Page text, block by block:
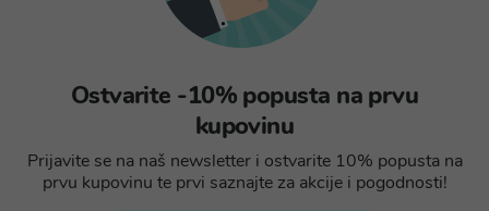
Ostvarite -10% popusta na prvu
kupovinu
Prijavite se na naš newsletter i ostvarite 10% popusta na
prvu kupovinu te prvi saznajte za akcije i pogodnosti!